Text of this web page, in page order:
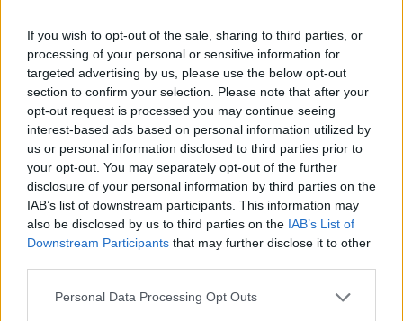
If you wish to opt-out of the sale, sharing to third parties, or
processing of your personal or sensitive information for
targeted advertising by us, please use the below opt-out
section to confirm your selection. Please note that after your
opt-out request is processed you may continue seeing
interest-based ads based on personal information utilized by
us or personal information disclosed to third parties prior to
your opt-out. You may separately opt-out of the further
disclosure of your personal information by third parties on the
IAB’s list of downstream participants. This information may
also be disclosed by us to third parties on the IAB’s List of
Downstream Participants that may further disclose it to other
Personal Data Processing Opt Outs
ούτε για την υποτιθέμενη παραίτηση του
Πεζεσκιάν ούτε για τις αναφορές σχετικά με
την τοποθεσία και το καθεστώς επικοινωνίας
του Μοτζτάμπα Χαμενεΐ.
Διαβάστε επίσης